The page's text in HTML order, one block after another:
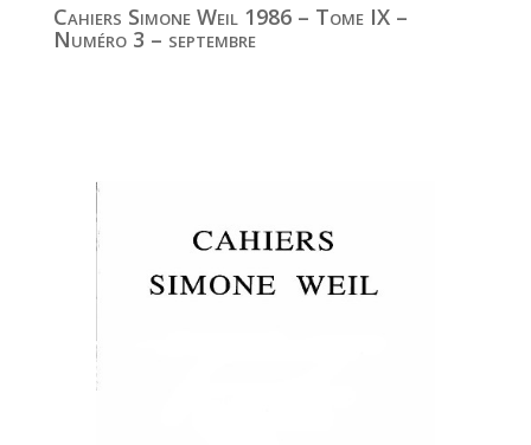
Cahiers Simone Weil 1986 – Tome IX –
Numéro 3 – septembre